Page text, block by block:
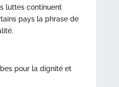
luttes continuent
pays la phrase de
pour la dignité et